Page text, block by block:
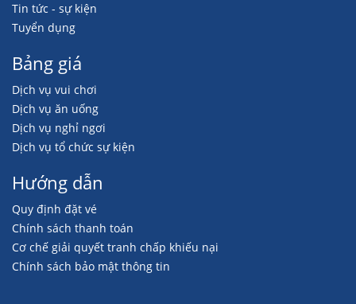
Tin tức - sự kiện
Tuyển dụng
Bảng giá
Dịch vụ vui chơi
Dịch vụ ăn uống
Dịch vụ nghỉ ngơi
Dịch vụ tổ chức sự kiện
Hướng dẫn
Quy định đặt vé
Chính sách thanh toán
Cơ chế giải quyết tranh chấp khiếu nại
Chính sách bảo mật thông tin